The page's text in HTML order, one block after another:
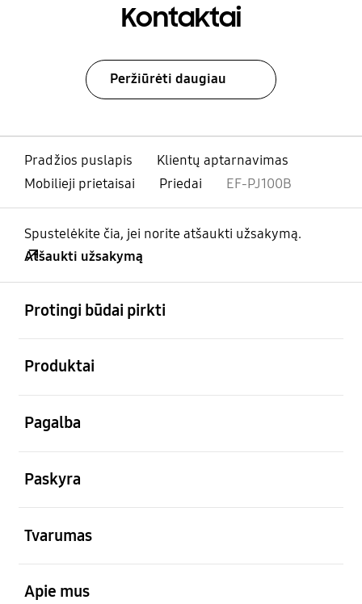
Kontaktai
Peržiūrėti daugiau
Pradžios puslapis
Klientų aptarnavimas
Mobilieji prietaisai
Priedai EF-PJ100B
Spustelėkite čia, jei norite atšaukti užsakymą.
Atšaukti užsakymą
Protingi būdai pirkti
Produktai
Pagalba
Paskyra
Tvarumas
Apie mus